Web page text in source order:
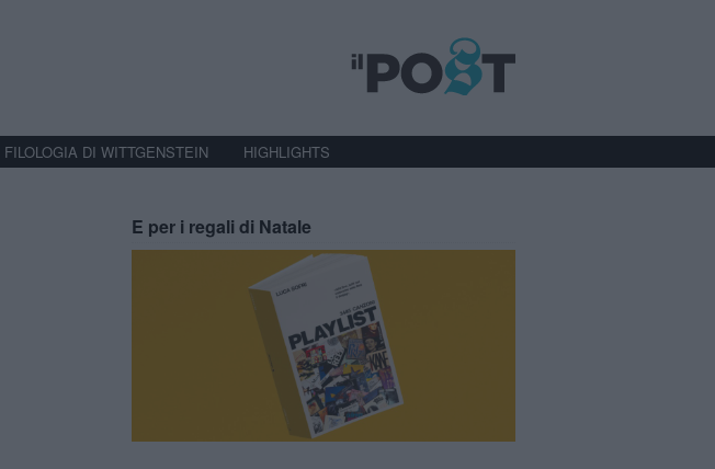
FILOLOGIA DI WITTGENSTEIN HIGHLIGHTS
E per i regali di Natale